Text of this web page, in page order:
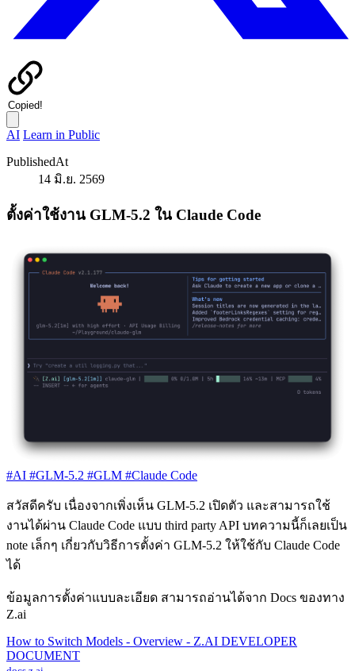
Copied!
AI Learn in Public
PublishedAt
14 มิ.ย. 2569
ตั้งค่าใช้งาน GLM-5.2 ใน Claude Code
#AI #GLM-5.2 #GLM #Claude Code
สวัสดีครับ เนื่องจากเพิ่งเห็น GLM-5.2 เปิดตัว และสามารถใช้
งานได้ผ่าน Claude Code แบบ third party API บทความนี้ก็เลยเป็น
note เล็กๆ เกี่ยวกับวิธีการตั้งค่า GLM-5.2 ให้ใช้กับ Claude Code
ได้
ข้อมูลการตั้งค่าแบบละเอียด สามารถอ่านได้จาก Docs ของทาง
Z.ai
How to Switch Models - Overview - Z.AI DEVELOPER
DOCUMENT